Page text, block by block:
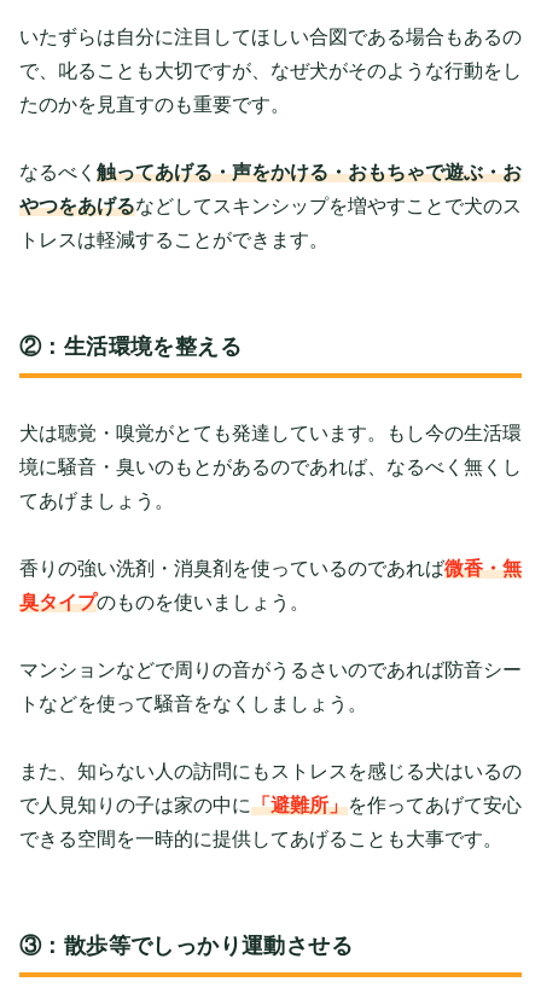
いたずらは自分に注目してほしい合図である場合もあるの
で、叱ることも大切ですが、なぜ犬がそのような行動をし
たのかを見直すのも重要です。
なるべく 触ってあげる・声をかける・おもちゃで遊ぶ・お
やつをあげるなどしてスキンシップを増やすことで犬のス
トレスは軽減することができます。
②：生活環境を整える
犬は聴覚・嗅覚がとても発達しています。もし今の生活環
境に騒音・臭いのもとがあるのであれば、なるべく無くし
てあげましょう。
香りの強い洗剤・消臭剤を使っているのであれば微香・無
臭タイプのものを使いましょう。
マンションなどで周りの音がうるさいのであれば防音シー
トなどを使って騒音をなくしましょう。
また、知らない人の訪問にもストレスを感じる犬はいるの
で人見知りの子は家の中に「避難所」を作ってあげて安心
できる空間を一時的に提供してあげることも大事です。
③：散歩等でしっかり運動させる